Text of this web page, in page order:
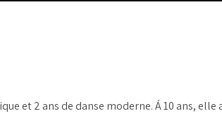
et 2 ans de danse moderne. Á 10 ans,